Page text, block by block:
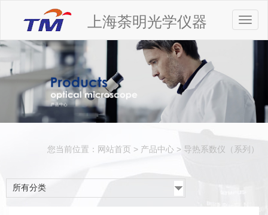
上海荼明光学仪器
您当前位置： 网站首页 > 产品中心 > 导热系数仪（系列）
所有分类